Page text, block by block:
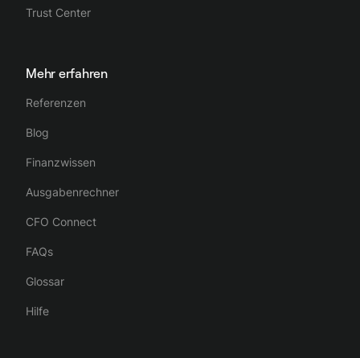
Trust Center
Mehr erfahren
Referenzen
Blog
Finanzwissen
Ausgabenrechner
CFO Connect
FAQs
Glossar
Hilfe